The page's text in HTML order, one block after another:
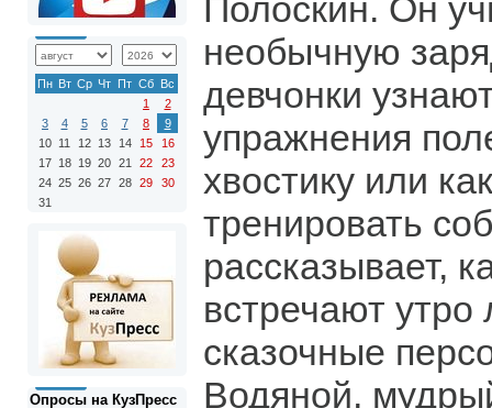
Пн Вт Ср Чт Пт Сб Вс
1
2
3
4 5 6 7 8
9
10 11 12 13 14 15
16
17 18 19 20 21 22
23
24 25 26 27 28 29
30
31
Опросы на КузПресс
Полоскин. Он
необычную
девчонки
упражнения
хвостику или
тренировать
рассказывает,
встречают
сказочные
Водяной,